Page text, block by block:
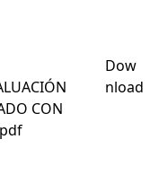
CON
Dow
nload